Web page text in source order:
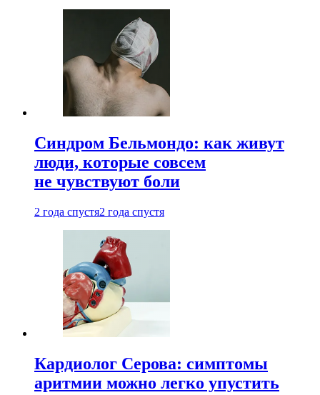
Синдром Бельмондо: как живут
люди, которые совсем
не чувствуют боли
2 года спустя2 года спустя
Кардиолог Серова: симптомы
аритмии можно легко упустить